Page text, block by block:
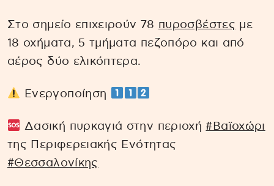
Στο σημείο επιχειρούν 78 πυροσβέστες με
18 οχήματα, 5 τμήματα πεζοπόρο και από
αέρος δύο ελικόπτερα.
Ενεργοποίηση
Δασική πυρκαγιά στην περιοχή #Βαϊοχώρι
της Περιφερειακής Ενότητας
#Θεσσαλονίκης